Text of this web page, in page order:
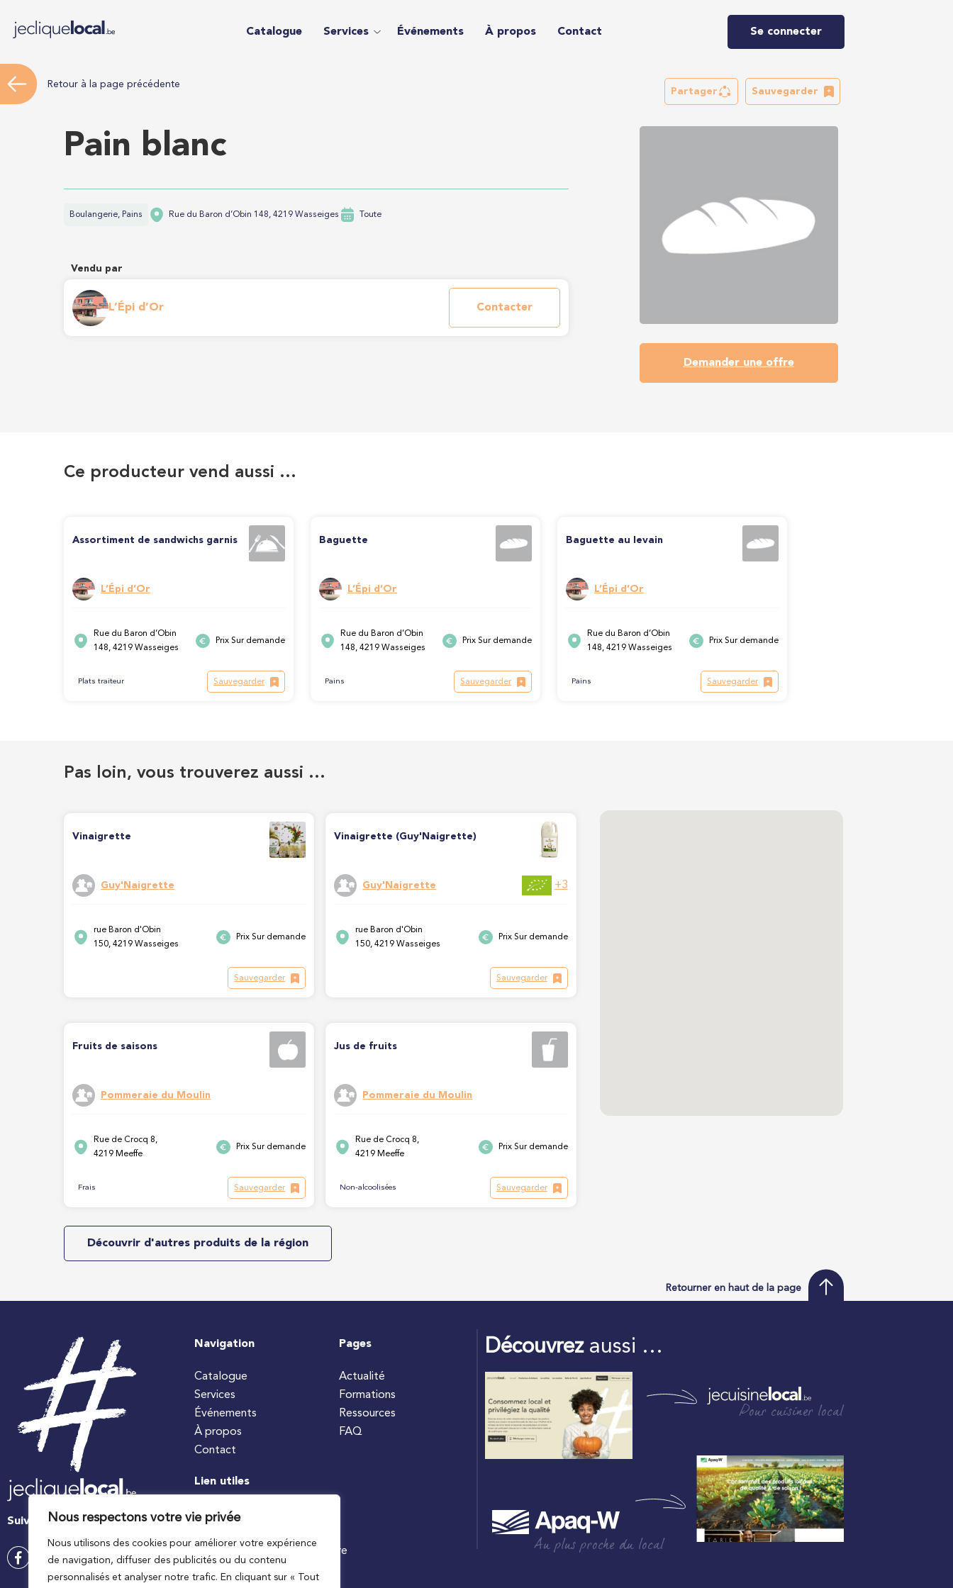
Nous respectons votre vie privée
Nous utilisons des cookies pour améliorer votre expérience
de navigation, diffuser des publicités ou du contenu
personnalisés et analyser notre trafic. En cliquant sur « Tout
Catalogue Services Événements À propos Contact Se connecter
Retour à la page précédente
Partager Sauvegarder
Pain blanc
Boulangerie, Pains Rue du Baron d’Obin 148, 4219 Wasseiges Toute
Vendu par
L’Épi d’Or Contacter
Demander une offre
Ce producteur vend aussi …
Assortiment de sandwichs garnis
L’Épi d’Or
Rue du Baron d’Obin
148, 4219 Wasseiges
Prix Sur demande
Plats traiteur Sauvegarder
Baguette
L’Épi d’Or
Rue du Baron d’Obin
148, 4219 Wasseiges
Prix Sur demande
Pains Sauvegarder
Baguette au levain
L’Épi d’Or
Rue du Baron d’Obin
148, 4219 Wasseiges
Prix Sur demande
Pains Sauvegarder
Pas loin, vous trouverez aussi …
Vinaigrette
Guy'Naigrette
rue Baron d'Obin
150, 4219 Wasseiges
Prix Sur demande
Sauvegarder
Vinaigrette (Guy'Naigrette)
Guy'Naigrette +3
rue Baron d'Obin
150, 4219 Wasseiges
Prix Sur demande
Sauvegarder
Fruits de saisons
Pommeraie du Moulin
Rue de Crocq 8,
4219 Meeffe
Prix Sur demande
Frais Sauvegarder
Jus de fruits
Pommeraie du Moulin
Rue de Crocq 8,
4219 Meeffe
Prix Sur demande
Non-alcoolisées Sauvegarder
Découvrir d'autres produits de la région
Retourner en haut de la page
Suivez-nous
Navigation
Catalogue
Services
Événements
À propos
Contact
Pages
Actualité
Formations
Ressources
FAQ
Lien utiles
#jecuisinelocal
Ministre wallon de l’agriculture
Découvrezaussi …
Pour cuisiner local
Au plus proche du local